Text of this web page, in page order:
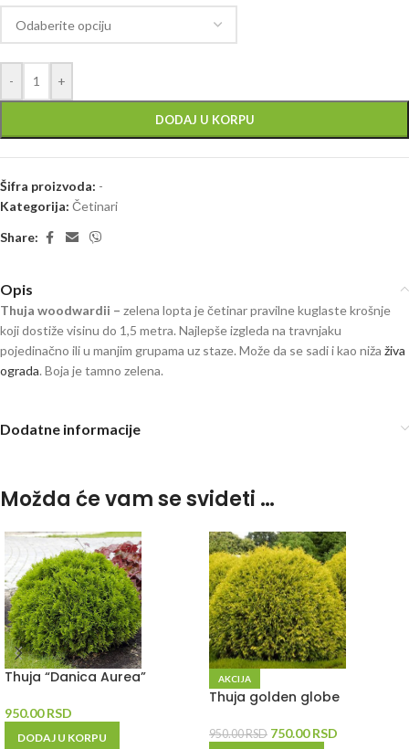
- +
DODAJ U KORPU
Šifra proizvoda: -
Kategorija: Četinari
Share:
Opis
Thuja woodwardii – zelena lopta je četinar pravilne kuglaste krošnje
koji dostiže visinu do 1,5 metra. Najlepše izgleda na travnjaku
pojedinačno ili u manjim grupama uz staze. Može da se sadi i kao niža živa
ograda. Boja je tamno zelena.
Dodatne informacije
Možda će vam se svideti …
Thuja “Danica Aurea”
950.00RSD
DODAJ U KORPU
AKCIJA
Thuja golden globe
950.00RSD 750.00RSD